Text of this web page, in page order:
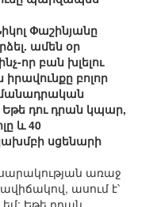
Փաշինյանը
ամեն օր
որ բան խլելու
բոլոր
դու դրան կպար,
և 40
սցենարի
առաջ
ասում է՝